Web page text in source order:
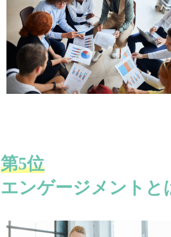
第5位
エンゲージメントと